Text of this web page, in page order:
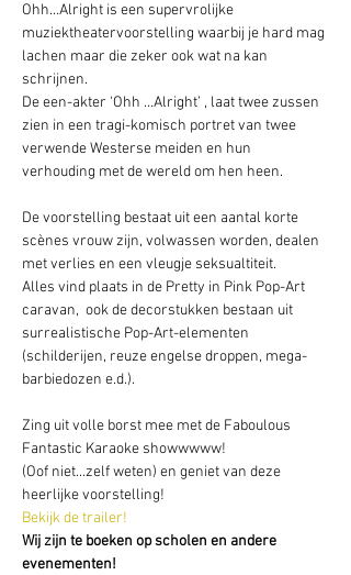
Ohh…Alright is een supervrolijke
muziektheatervoorstelling waarbij je hard mag
lachen maar die zeker ook wat na kan
schrijnen.
De een-akter ‘Ohh …Alright’ , laat twee zussen
zien in een tragi-komisch portret van twee
verwende Westerse meiden en hun
De voorstelling bestaat uit een aantal korte
scènes vrouw zijn, volwassen worden, dealen
met verlies en een vleugje seksualtiteit.
Alles vind plaats in de Pretty in Pink Pop-Art
caravan,  ook de decorstukken bestaan uit
surrealistische Pop-Art-elementen
(schilderijen, reuze engelse droppen, mega-
barbiedozen e.d.).
Zing uit volle borst mee met de Faboulous
Fantastic Karaoke showwwww!
(Oof niet...zelf weten) en geniet van deze
heerlijke voorstelling!
Bekijk de trailer!
Wij zijn te boeken op scholen en andere
evenementen!